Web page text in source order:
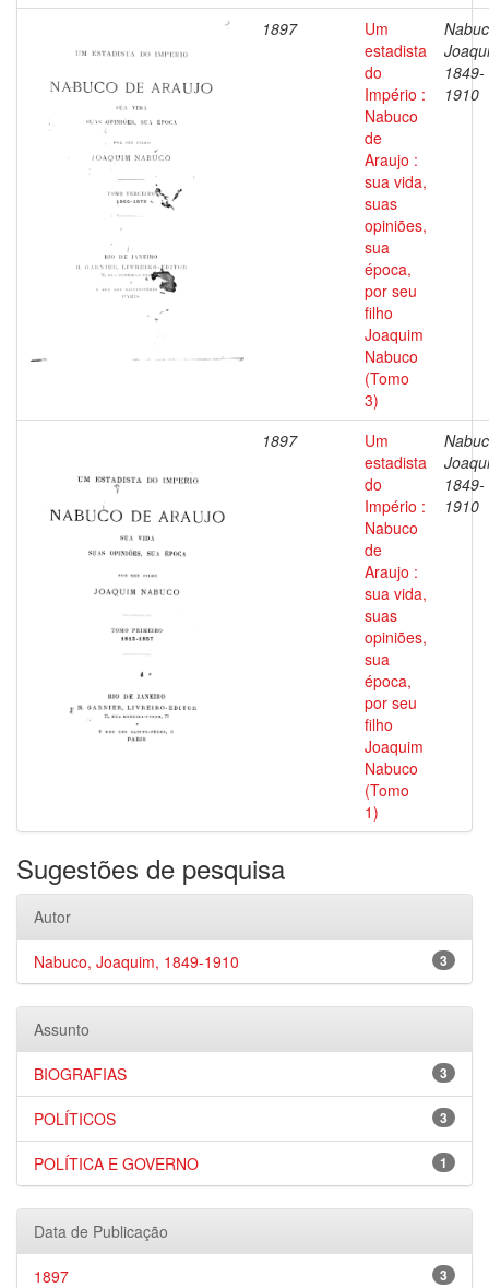
1897
Um
estadista
do
Império :
Nabuco
de
Araujo :
sua vida,
suas
opiniões,
sua
época,
por seu
filho
Joaquim
Nabuco
(Tomo
3)
1849-
1910
1897
Um
estadista
do
Império :
Nabuco
de
Araujo :
sua vida,
suas
opiniões,
sua
época,
por seu
filho
Joaquim
Nabuco
(Tomo
1)
1849-
1910
Sugestões de pesquisa
Autor
3
Nabuco, Joaquim, 1849-1910
Assunto
3
BIOGRAFIAS
3
POLÍTICOS
1
POLÍTICA E GOVERNO
Data de Publicação
3
1897